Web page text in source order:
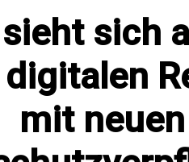
sich
mit neuen